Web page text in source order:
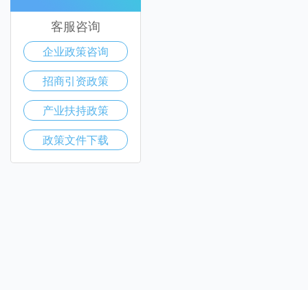
客服咨询
企业政策咨询
招商引资政策
产业扶持政策
政策文件下载